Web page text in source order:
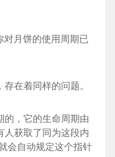
对月饼的使用周期已
在着同样的问题。
的，它的生命周期由
人获取了同为这段内
会自动规定这个指针